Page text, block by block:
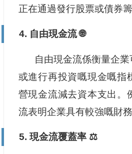
正在通過發行股票或債券籌
4. 自由現金流 🌐
自由現金流係衡量企
或進行再投資嘅現金嘅指
營現金流減去資本支出。
流表明企業具有較強嘅財務
5. 現金流覆蓋率 ⚖️